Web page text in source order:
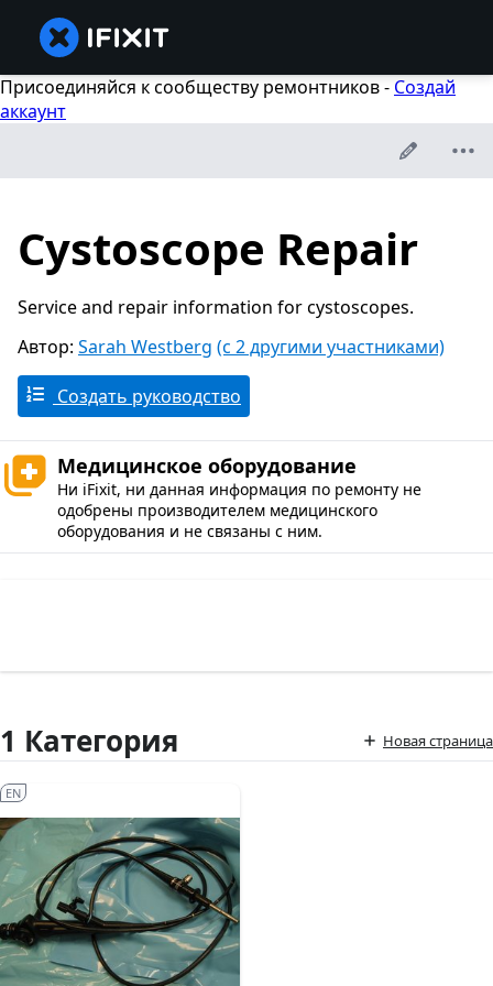
Присоединяйся к сообществу ремонтников - Создай
аккаунт
Cystoscope Repair
Service and repair information for cystoscopes.
Автор: Sarah Westberg (с 2 другими участниками)
Создать руководство
Медицинское оборудование
Ни iFixit, ни данная информация по ремонту не
одобрены производителем медицинского
оборудования и не связаны с ним.
1 Категория Новая страница
EN